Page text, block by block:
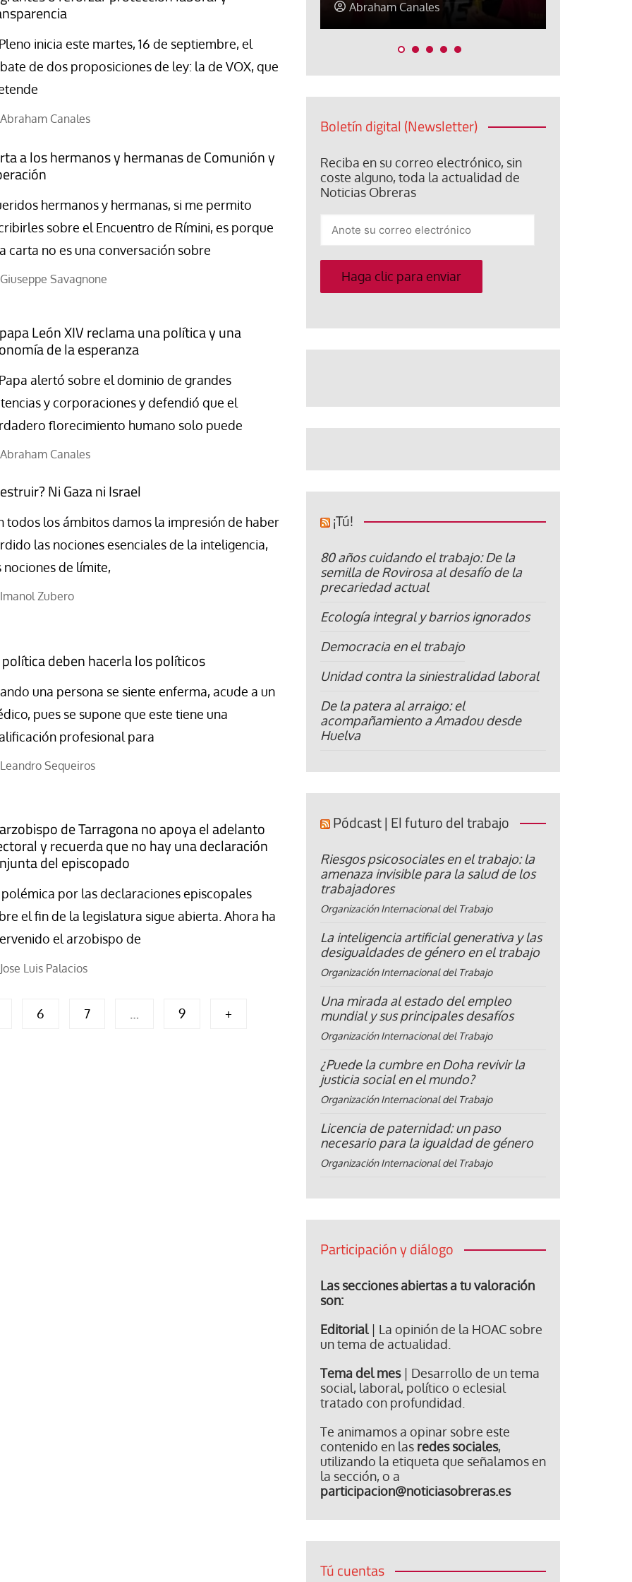
inicia este martes, 16 de septiembre, el
de dos proposiciones de ley: la de VOX, que
Abraham Canales
a los hermanos y hermanas de Comunión y
hermanos y hermanas, si me permito
sobre el Encuentro de Rímini, es porque
carta no es una conversación sobre
Giuseppe Savagnone
León XIV reclama una política y una
de la esperanza
alertó sobre el dominio de grandes
y corporaciones y defendió que el
florecimiento humano solo puede
Abraham Canales
Ni Gaza ni Israel
todos los ámbitos damos la impresión de haber
las nociones esenciales de la inteligencia,
nociones de límite,
Imanol Zubero
política deben hacerla los políticos
una persona se siente enferma, acude a un
pues se supone que este tiene una
profesional para
Leandro Sequeiros
de Tarragona no apoya el adelanto
y recuerda que no hay una declaración
del episcopado
polémica por las declaraciones episcopales
el fin de la legislatura sigue abierta. Ahora ha
el arzobispo de
Jose Luis Palacios
6 7 9 +
Elisa Brey
Boletín digital (Newsletter)
Reciba en su correo electrónico, sin
coste alguno, toda la actualidad de
Noticias Obreras
su
correo
electrónico
Haga clic para enviar
¡Tú!
80 años cuidando el trabajo: De la
semilla de Rovirosa al desafío de la
precariedad actual
Ecología integral y barrios ignorados
Democracia en el trabajo
Unidad contra la siniestralidad laboral
De la patera al arraigo: el
acompañamiento a Amadou desde
Huelva
Pódcast | El futuro del trabajo
Riesgos psicosociales en el trabajo: la
amenaza invisible para la salud de los
trabajadores
Organización Internacional del Trabajo
La inteligencia artificial generativa y las
desigualdades de género en el trabajo
Organización Internacional del Trabajo
Una mirada al estado del empleo
mundial y sus principales desafíos
Organización Internacional del Trabajo
¿Puede la cumbre en Doha revivir la
justicia social en el mundo?
Organización Internacional del Trabajo
Licencia de paternidad: un paso
necesario para la igualdad de género
Organización Internacional del Trabajo
Participación y diálogo
Las secciones abiertas a tu valoración
son:
Editorial| La opinión de la HOAC sobre
un tema de actualidad.
Tema del mes| Desarrollo de un tema
social, laboral, político o eclesial
tratado con profundidad.
Te animamos a opinar sobre este
contenido en las redes sociales,
utilizando la etiqueta que señalamos en
la sección, o a
participacion@noticiasobreras.es
Tú cuentas